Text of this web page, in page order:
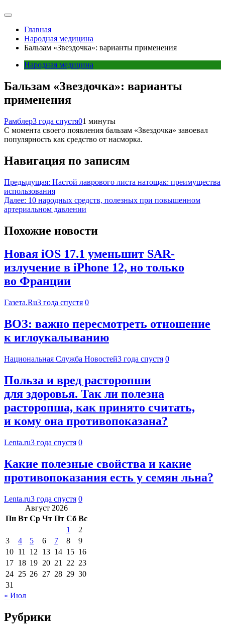
Главная
Народная медицина
Бальзам «Звездочка»: варианты применения
Народная медицина
Бальзам «Звездочка»: варианты
применения
Рамблер3 года спустя01 минуты
С момента своего появления бальзам «Звездочка» завоевал
популярность как средство от насморка.
Навигация по записям
Предыдущая: Настой лаврового листа натощак: преимущества
использования
Далее: 10 народных средств, полезных при повышенном
артериальном давлении
Похожие новости
Новая iOS 17.1 уменьшит SAR-
излучение в iPhone 12, но только
во Франции
Газета.Ru3 года спустя 0
ВОЗ: важно пересмотреть отношение
к иглоукалыванию
Национальная Служба Новостей3 года спустя 0
Польза и вред расторопши
для здоровья. Так ли полезна
расторопша, как принято считать,
и кому она противопоказана?
Lenta.ru3 года спустя 0
Какие полезные свойства и какие
противопоказания есть у семян льна?
Lenta.ru3 года спустя 0
Август 2026
Пн Вт Ср Чт Пт Сб Вс
1
2
3
4 5 6 7 8
9
10 11 12 13 14 15 16
17 18 19 20 21 22 23
24 25 26 27 28 29 30
31
« Июл
Рубрики